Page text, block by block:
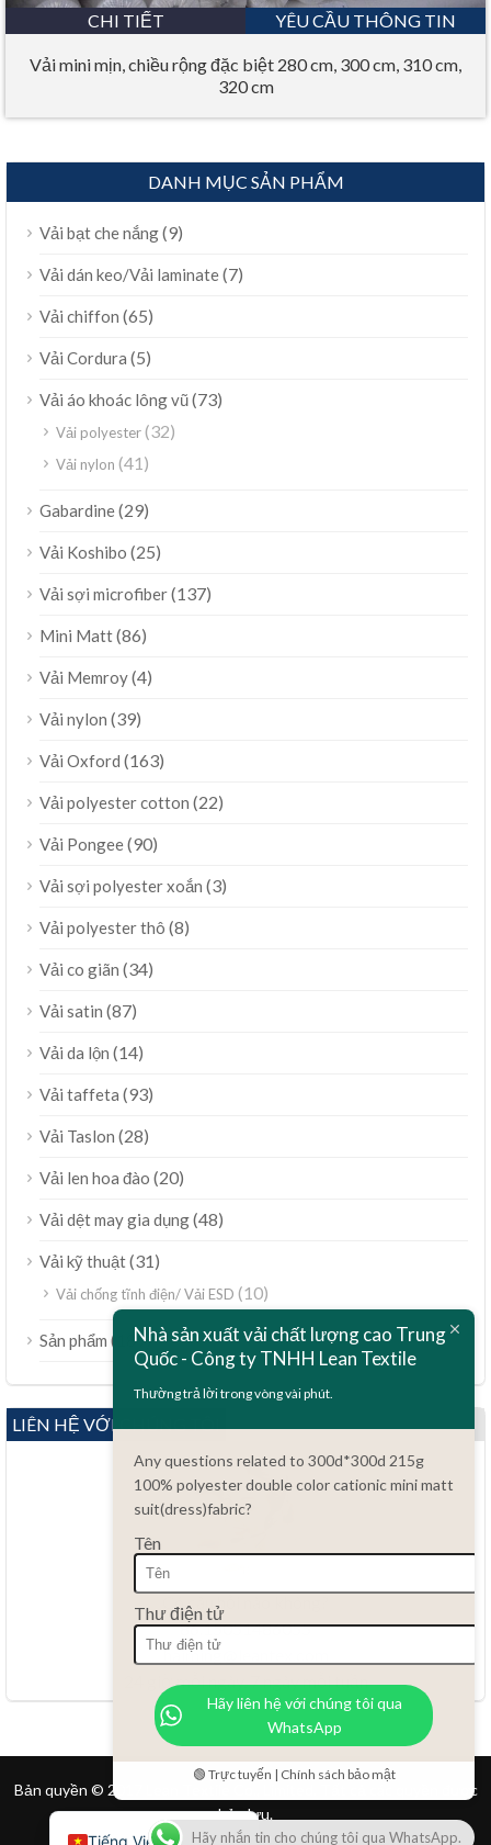
CHI TIẾT YÊU CẦU THÔNG TIN
Vải mini mịn, chiều rộng đặc biệt 280 cm, 300 cm, 310 cm,
320 cm
DANH MỤC SẢN PHẨM
Vải bạt che nắng(9)
Vải dán keo/Vải laminate(7)
Vải chiffon (65)
Vải Cordura (5)
Vải áo khoác lông vũ(73)
Vải polyester(32)
Vải nylon (41)
Gabardine(29)
Vải Koshibo (25)
Vải sợi microfiber(137)
Mini Matt(86)
Vải Memroy(4)
Vải nylon (39)
Vải Oxford (163)
Vải polyester cotton (22)
Vải Pongee(90)
Vải sợi polyester xoắn (3)
Vải polyester thô (8)
Vải co giãn (34)
Vải satin (87)
Vải da lộn (14)
Vải taffeta (93)
Vải Taslon (28)
Vải len hoa đào (20)
Vải dệt may gia dụng(48)
Vải kỹ thuật(31)
Vải chống tĩnh điện/ Vải ESD (10)
Sản phẩm (189)
LIÊN HỆ VỚI CHÚNG TÔI
Có câu hỏi nào không?
86.15051486055
haiming@leantex.com
24 giờ mỗi ngày, 7 ngày mỗi tuần
Bản quyền © 2017 Lean Textile Co., Limited. Tất cả các quyền được
bảo lưu.
Nhà sản xuất vải chất lượng cao Trung
Quốc - Công ty TNHH Lean Textile
Thường trả lời trong vòng vài phút.
Any questions related to 300d*300d 215g
100% polyester double color cationic mini matt
suit(dress)fabric?
Tên
Thư điện tử
Hãy liên hệ với chúng tôi qua
WhatsApp
🟢 Trực tuyến | Chính sách bảo mật
Hãy nhắn tin cho chúng tôi qua WhatsApp.
Tiếng Việt
English
Français
Italiano
Español
Português do Brasil
Русский
Türkçe
Bahasa Indonesia
Polski
Bahasa Melayu
ไทย